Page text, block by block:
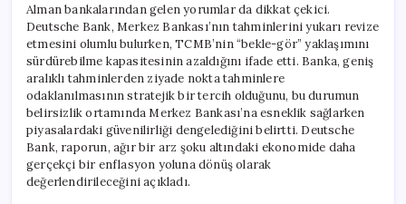
Alman bankalarından gelen yorumlar da dikkat çekici.
Deutsche Bank, Merkez Bankası’nın tahminlerini yukarı revize
etmesini olumlu bulurken, TCMB’nin “bekle-gör” yaklaşımını
sürdürebilme kapasitesinin azaldığını ifade etti. Banka, geniş
aralıklı tahminlerden ziyade nokta tahminlere
odaklanılmasının stratejik bir tercih olduğunu, bu durumun
belirsizlik ortamında Merkez Bankası’na esneklik sağlarken
piyasalardaki güvenilirliği dengelediğini belirtti. Deutsche
Bank, raporun, ağır bir arz şoku altındaki ekonomide daha
gerçekçi bir enflasyon yoluna dönüş olarak
değerlendirileceğini açıkladı.